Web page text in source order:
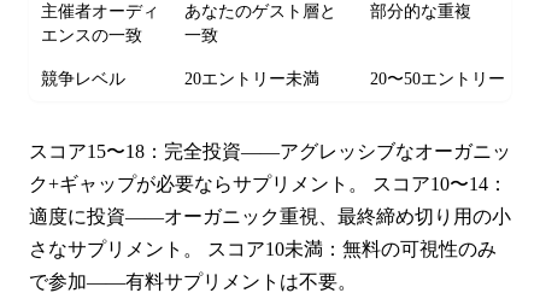
主催者オーディ
エンスの一致
あなたのゲスト層と
一致
部分的な重複
競争レベル 20エントリー未満 20〜50エントリー
スコア15〜18：完全投資——アグレッシブなオーガニッ
ク+ギャップが必要ならサプリメント。 スコア10〜14：
適度に投資——オーガニック重視、最終締め切り用の小
さなサプリメント。 スコア10未満：無料の可視性のみ
で参加——有料サプリメントは不要。